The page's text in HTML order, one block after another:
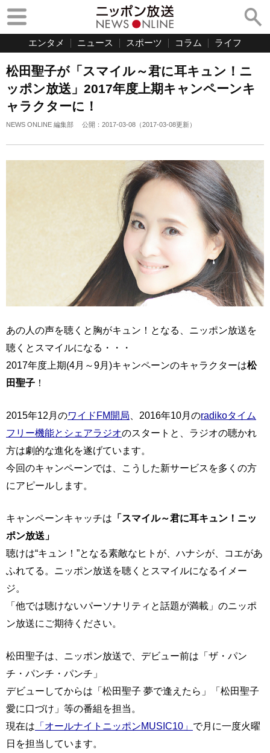
エンタメ ニュース スポーツ コラム ライフ
松田聖子が「スマイル～君に耳キュン！ニ
ッポン放送」2017年度上期キャンペーンキ
ャラクターに！
NEWS ONLINE 編集部 公開： 2017-03-08 （2017-03-08更新）
あの人の声を聴くと胸がキュン！となる、ニッポン放送を
聴くとスマイルになる・・・
2017年度上期(4月～9月)キャンペーンのキャラクターは松
田聖子 ！
2015年12月のワイドFM開局 、2016年10月のradikoタイム
フリー機能とシェアラジオのスタートと、ラジオの聴かれ
方は劇的な進化を遂げています。
今回のキャンペーンでは、こうした新サービスを多くの方
にアピールします。
キャンペーンキャッチは 「スマイル～君に耳キュン！ニッ
ポン放送」
聴けは“キュン！”となる素敵なヒトが、ハナシが、コエがあ
ふれてる。ニッポン放送を聴くとスマイルになるイメー
ジ。
「他では聴けないパーソナリティと話題が満載」のニッポ
ン放送にご期待ください。
松田聖子は、ニッポン放送で、デビュー前は「ザ・パン
チ・パンチ・パンチ」
デビューしてからは「松田聖子 夢で逢えたら」「松田聖子
愛に口づけ」等の番組を担当。
現在は 「オールナイトニッポンMUSIC10」 で月に一度火曜
日を担当しています。